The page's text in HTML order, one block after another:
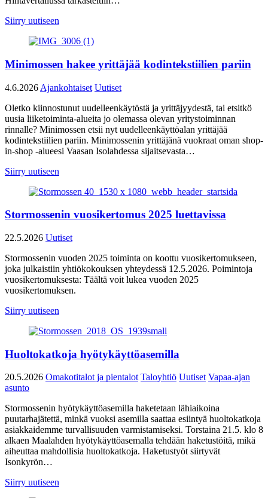
Siirry uutiseen
Minimossen hakee yrittäjää kodintekstiilien pariin
4.6.2026 Ajankohtaiset Uutiset
Oletko kiinnostunut uudelleenkäytöstä ja yrittäjyydestä, tai etsitkö
uusia liiketoiminta-alueita jo olemassa olevan yritystoiminnan
rinnalle? Minimossen etsii nyt uudelleenkäyttöalan yrittäjää
kodintekstiilien pariin. Minimossenin yrittäjänä vuokraat oman shop-
in-shop -alueesi Vaasan Isolahdessa sijaitsevasta…
Siirry uutiseen
Stormossenin vuosikertomus 2025 luettavissa
22.5.2026 Uutiset
Stormossenin vuoden 2025 toiminta on koottu vuosikertomukseen,
joka julkaistiin yhtiökokouksen yhteydessä 12.5.2026. Poimintoja
vuosikertomuksesta: Täältä voit lukea vuoden 2025
vuosikertomuksen.
Siirry uutiseen
Huoltokatkoja hyötykäyttöasemilla
20.5.2026 Omakotitalot ja pientalot Taloyhtiö Uutiset Vapaa-ajan
asunto
Stormossenin hyötykäyttöasemilla haketetaan lähiaikoina
puutarhajätettä, minkä vuoksi asemilla saattaa esiintyä huoltokatkoja
asiakkaidemme turvallisuuden varmistamiseksi. Torstaina 21.5. klo 8
alkaen Maalahden hyötykäyttöasemalla tehdään haketustöitä, mikä
aiheuttaa mahdollisia huoltokatkoja. Haketustyöt siirtyvät
Isonkyrön…
Siirry uutiseen